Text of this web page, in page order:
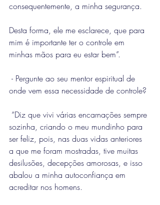
consequentemente, a minha segurança.
Desta forma, ele me esclarece, que para
mim é importante ter o controle em
minhas mãos para eu estar bem”.
onde vem essa necessidade de controle?
sozinha, criando o meu mundinho para
ser feliz, pois, nas duas vidas anteriores
a que me foram mostradas, tive muitas
desilusões, decepções amorosas, e isso
abalou a minha autoconfiança em
acreditar nos homens.